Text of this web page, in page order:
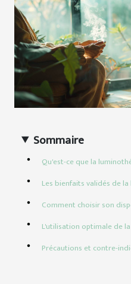
Sommaire
Qu'est-ce que la
Les bienfaits validés de
Comment choisir son
L'utilisation optimale de
Précautions et contre-